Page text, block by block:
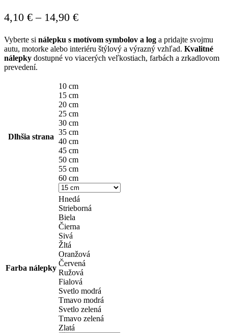
4,10 € – 14,90 €Price
4,10 €
through
Vyberte si nálepku s motívom symbolov a log a pridajte svojmu
autu, motorke alebo interiéru štýlový a výrazný vzhľad. Kvalitné
nálepky dostupné vo viacerých veľkostiach, farbách a zrkadlovom
prevedení.
Dlhšia strana
10 cm
15 cm
20 cm
25 cm
30 cm
35 cm
40 cm
45 cm
50 cm
55 cm
60 cm
Farba nálepky
Hnedá
Strieborná
Biela
Čierna
Sivá
Žltá
Oranžová
Červená
Ružová
Fialová
Svetlo modrá
Tmavo modrá
Svetlo zelená
Tmavo zelená
Zlatá